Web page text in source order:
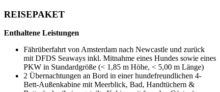
REISEPAKET
Enthaltene Leistungen
Fährüberfahrt von Amsterdam nach Newcastle und zurück
mit DFDS Seaways inkl. Mitnahme eines Hundes sowie eines
PKW in Standardgröße (< 1,85 m Höhe, < 5,00 m Länge)
2 Übernachtungen an Bord in einer hundefreundlichen 4-
Bett-Außenkabine mit Meerblick, Bad, Handtüchern &